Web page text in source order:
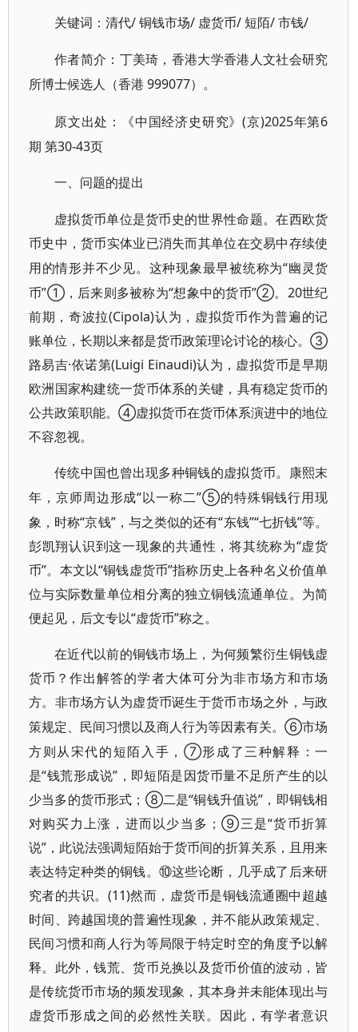
关键词：清代/ 铜钱市场/ 虚货币/ 短陌/ 市钱/
作者简介：丁美琦，香港大学香港人文社会研究
所博士候选人（香港 999077）。
原文出处：《中国经济史研究》(京)2025年第6
期 第30-43页
一、问题的提出
虚拟货币单位是货币史的世界性命题。在西欧货
币史中，货币实体业已消失而其单位在交易中存续使
用的情形并不少见。这种现象最早被统称为“幽灵货
币”①，后来则多被称为“想象中的货币”②。20世纪
前期，奇波拉(Cipola)认为，虚拟货币作为普遍的记
账单位，长期以来都是货币政策理论讨论的核心。③
路易吉·依诺第(Luigi Einaudi)认为，虚拟货币是早期
欧洲国家构建统一货币体系的关键，具有稳定货币的
公共政策职能。④虚拟货币在货币体系演进中的地位
不容忽视。
传统中国也曾出现多种铜钱的虚拟货币。康熙末
年，京师周边形成“以一称二”⑤的特殊铜钱行用现
象，时称“京钱”，与之类似的还有“东钱”“七折钱”等。
彭凯翔认识到这一现象的共通性，将其统称为“虚货
币”。本文以“铜钱虚货币”指称历史上各种名义价值单
位与实际数量单位相分离的独立铜钱流通单位。为简
便起见，后文专以“虚货币”称之。
在近代以前的铜钱市场上，为何频繁衍生铜钱虚
货币？作出解答的学者大体可分为非市场方和市场
方。非市场方认为虚货币诞生于货币市场之外，与政
策规定、民间习惯以及商人行为等因素有关。⑥市场
方则从宋代的短陌入手，⑦形成了三种解释：一
是“钱荒形成说”，即短陌是因货币量不足所产生的以
少当多的货币形式；⑧二是“铜钱升值说”，即铜钱相
对购买力上涨，进而以少当多；⑨三是“货币折算
说”，此说法强调短陌始于货币间的折算关系，且用来
表达特定种类的铜钱。⑩这些论断，几乎成了后来研
究者的共识。(11)然而，虚货币是铜钱流通圈中超越
时间、跨越国境的普遍性现象，并不能从政策规定、
民间习惯和商人行为等局限于特定时空的角度予以解
释。此外，钱荒、货币兑换以及货币价值的波动，皆
是传统货币市场的频发现象，其本身并未能体现出与
虚货币形成之间的必然性关联。因此，有学者意识